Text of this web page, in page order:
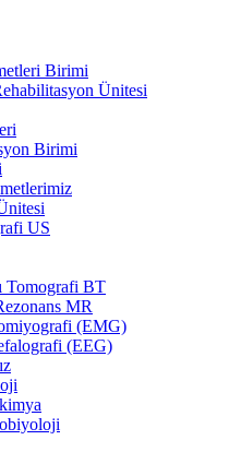
Birimi
Ünitesi
Birimi
US
Tomografi BT
MR
(EMG)
(EEG)